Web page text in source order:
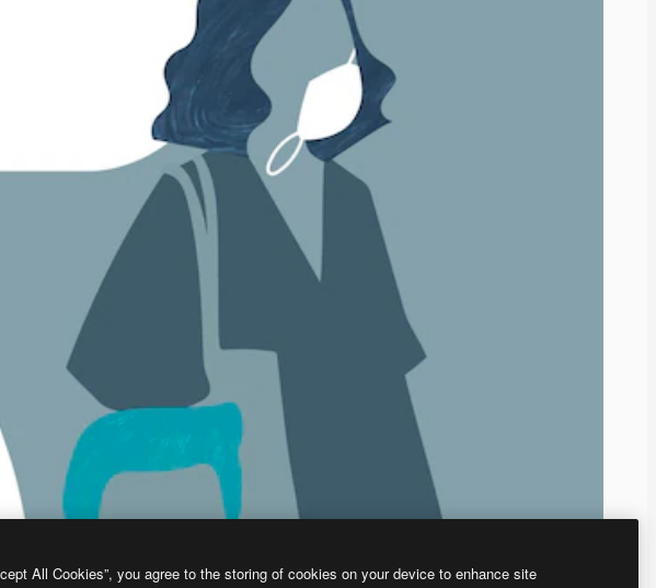
All Cookies”, you agree to the storing of cookies on your device to enhance site